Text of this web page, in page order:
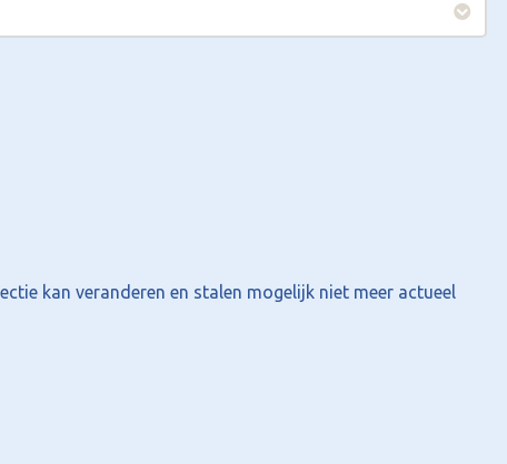
kan veranderen en stalen mogelijk niet meer actueel